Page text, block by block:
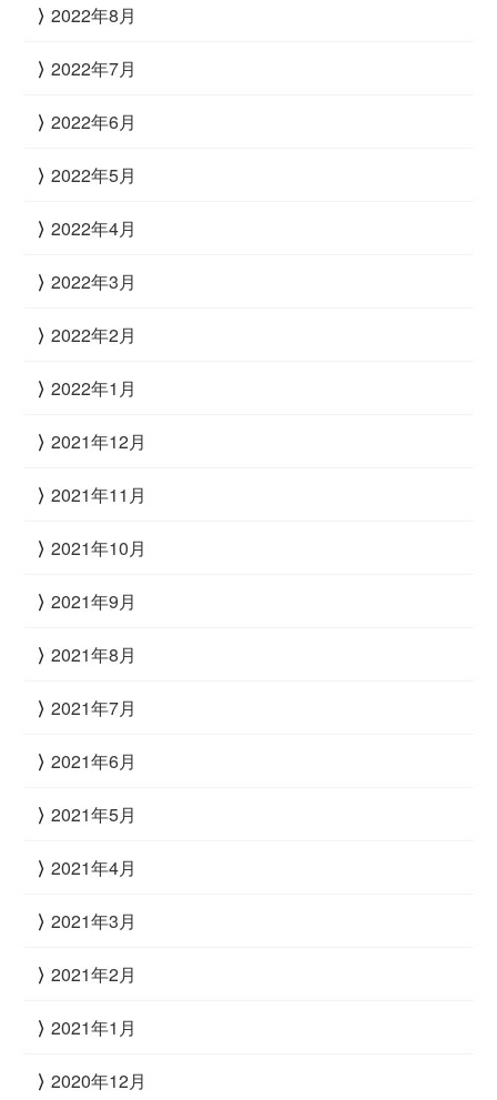
2022年8月
2022年7月
2022年6月
2022年5月
2022年4月
2022年3月
2022年2月
2022年1月
2021年12月
2021年11月
2021年10月
2021年9月
2021年8月
2021年7月
2021年6月
2021年5月
2021年4月
2021年3月
2021年2月
2021年1月
2020年12月